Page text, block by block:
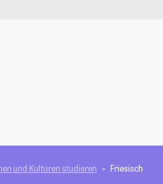
und Kulturen studieren Friesisch